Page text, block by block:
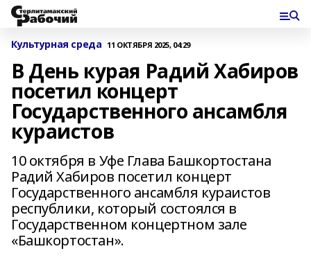
Культурная среда 11 ОКТЯБРЯ 2025, 04:29
В День курая Радий Хабиров
посетил концерт
Государственного ансамбля
кураистов
10 октября в Уфе Глава Башкортостана
Радий Хабиров посетил концерт
Государственного ансамбля кураистов
республики, который состоялся в
Государственном концертном зале
«Башкортостан».